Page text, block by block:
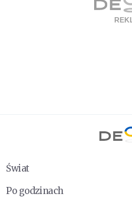
Świat
Po godzinach